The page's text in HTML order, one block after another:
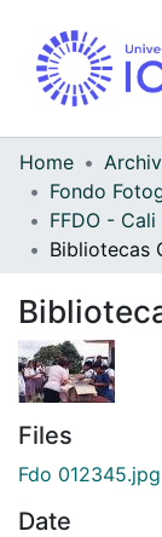
Home
FFDO -
Bibliotecas
Files
Fdo 012345.jpg
Date